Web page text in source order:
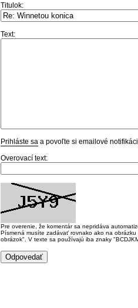
Titulok:
Text:
Prihláste sa a povoľte si emailové
Overovací text:
Pre overenie, že komentár sa nepridáva
Písmená musíte zadávať rovnako ako na
obrázok". V texte sa používajú iba znaky